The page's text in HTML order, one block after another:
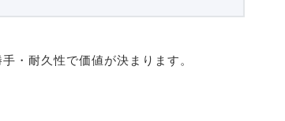
・耐久性で価値が決まります。